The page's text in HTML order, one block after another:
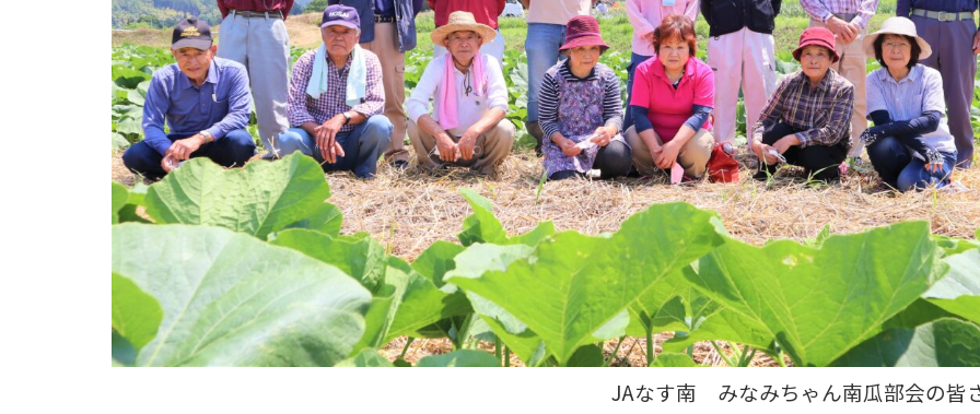
企
業・
自治
体の
皆様
企
業・
自治
体の
皆様
への
メッ
セー
ジと
コン
テン
ツの
ご紹
介
介
と
申
し
込
み
方
法
問
種苗
の品
質や
病
害、
特
性、
種子
の入
どよ
くあ
るご
質問
交
流
園
研
の
地
域
交
流
の
紹
介
と
お
申
し
込
み
方
JAなす南 みなみちゃん南瓜部会の皆